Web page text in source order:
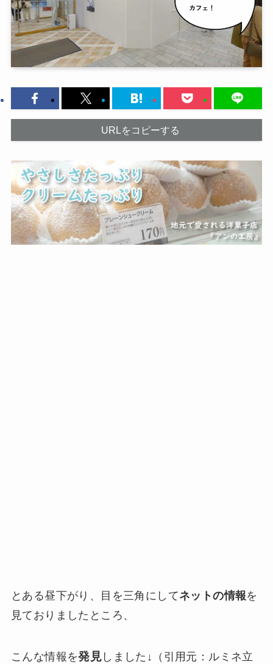
URLをコピーする
とある昼下がり、目を三角にしてネットの情報を
見ておりましたところ、
こんな情報を発見 しました↓（引用元：ルミネ立